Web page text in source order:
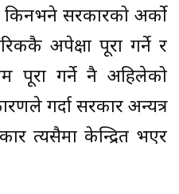
किनभने सरकारको अर्को
अपेक्षा पूरा गर्ने र
पूरा गर्ने नै अहिलेको
गर्दा सरकार अन्यत्र
त्यसैमा केन्द्रित भएर